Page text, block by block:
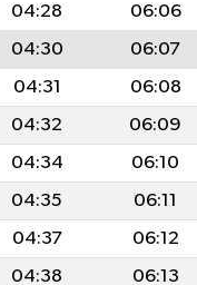
04:28 06:06
04:30 06:07
04:31 06:08
04:32 06:09
04:34 06:10
04:35 06:11
04:37 06:12
04:38 06:13